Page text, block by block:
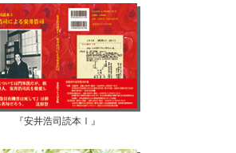
『安井浩司読本Ⅰ』